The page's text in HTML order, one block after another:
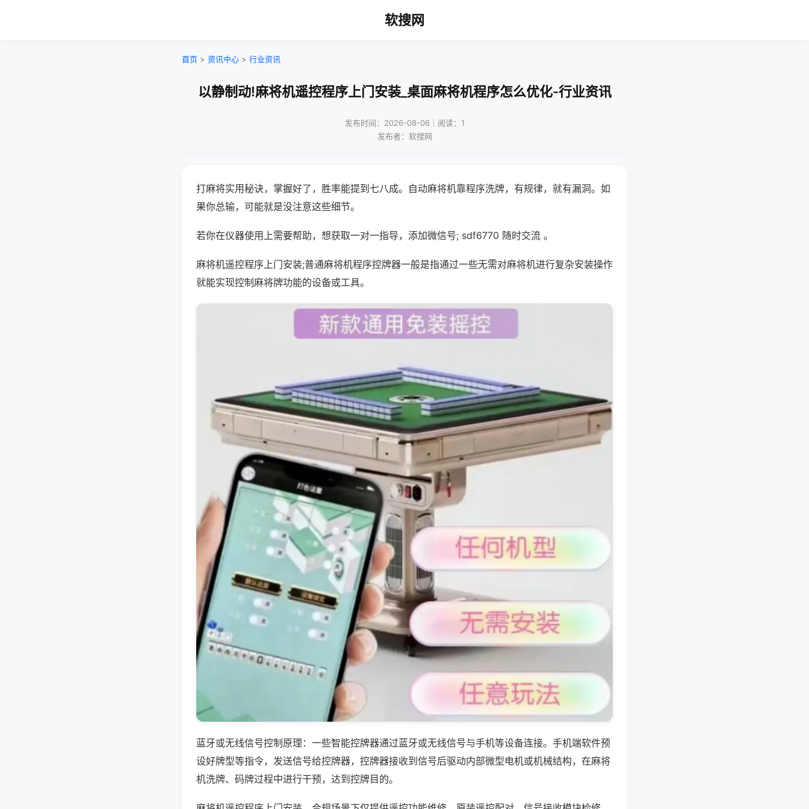
软搜网
首页 > 资讯中心 > 行业资讯
以静制动!麻将机遥控程序上门安装_桌面麻将机程序怎么优化-行业资讯
发布时间：2026-08-06｜阅读：1
发布者：软搜网
打麻将实用秘诀，掌握好了，胜率能提到七八成。自动麻将机靠程序洗牌，有规律，就有漏洞。如
果你总输，可能就是没注意这些细节。
若你在仪器使用上需要帮助，想获取一对一指导，添加微信号; sdf6770 随时交流 。
麻将机遥控程序上门安装;普通麻将机程序控牌器一般是指通过一些无需对麻将机进行复杂安装操作
就能实现控制麻将牌功能的设备或工具。
蓝牙或无线信号控制原理：一些智能控牌器通过蓝牙或无线信号与手机等设备连接。手机端软件预
设好牌型等指令，发送信号给控牌器，控牌器接收到信号后驱动内部微型电机或机械结构，在麻将
机洗牌、码牌过程中进行干预，达到控牌目的。